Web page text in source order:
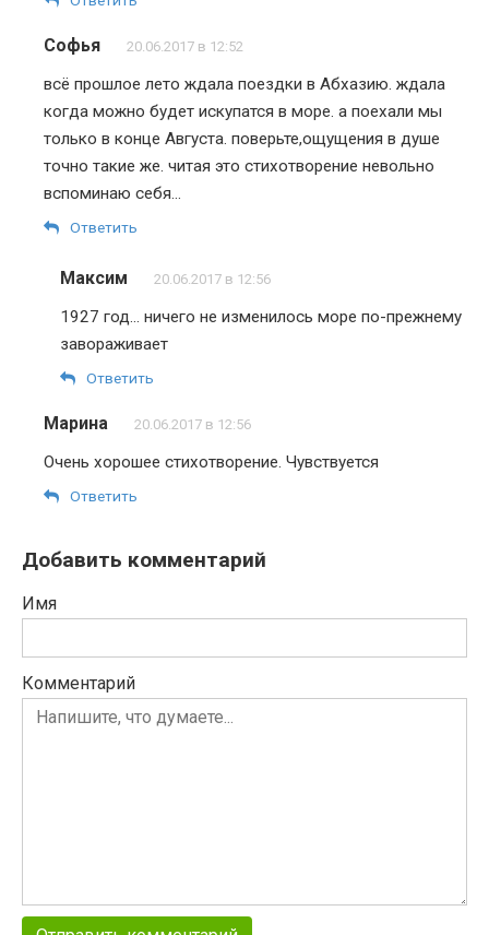
Софья 20.06.2017 в 12:52
всё прошлое лето ждала поездки в Абхазию. ждала
когда можно будет искупатся в море. а поехали мы
только в конце Августа. поверьте,ощущения в душе
точно такие же. читая это стихотворение невольно
вспоминаю себя…
Ответить
Максим 20.06.2017 в 12:56
1927 год… ничего не изменилось море по-прежнему
завораживает
Ответить
Марина 20.06.2017 в 12:56
Очень хорошее стихотворение. Чувствуется
Ответить
Добавить комментарий
Имя
Комментарий